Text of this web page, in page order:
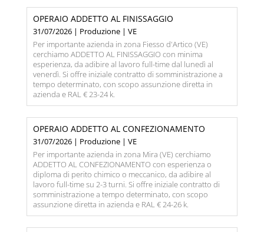
OPERAIO ADDETTO AL FINISSAGGIO
31/07/2026 | Produzione | VE
Per importante azienda in zona Fiesso d'Artico (VE)
cerchiamo ADDETTO AL FINISSAGGIO con minima
esperienza, da adibire al lavoro full-time dal lunedì al
venerdì. Si offre iniziale contratto di somministrazione a
tempo determinato, con scopo assunzione diretta in
azienda e RAL € 23-24 k.
OPERAIO ADDETTO AL CONFEZIONAMENTO
31/07/2026 | Produzione | VE
Per importante azienda in zona Mira (VE) cerchiamo
ADDETTO AL CONFEZIONAMENTO con esperienza o
diploma di perito chimico o meccanico, da adibire al
lavoro full-time su 2-3 turni. Si offre iniziale contratto di
somministrazione a tempo determinato, con scopo
assunzione diretta in azienda e RAL € 24-26 k.